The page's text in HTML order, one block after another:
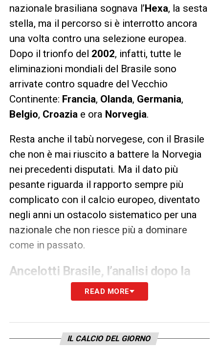
nazionale brasiliana sognava l’ Hexa, la sesta
stella, ma il percorso si è interrotto ancora
una volta contro una selezione europea.
Dopo il trionfo del 2002, infatti, tutte le
eliminazioni mondiali del Brasile sono
arrivate contro squadre del Vecchio
Continente: Francia, Olanda, Germania,
Belgio, Croaziae ora Norvegia.
Resta anche il tabù norvegese, con il Brasile
che non è mai riuscito a battere la Norvegia
nei precedenti disputati. Ma il dato più
pesante riguarda il rapporto sempre più
complicato con il calcio europeo, diventato
negli anni un ostacolo sistematico per una
nazionale che non riesce più a dominare
come in passato.
Ancelotti Brasile, l’analisi dopo la
lucidità la gara, riconoscendo i meriti della
Norvegia e sottolineando come i dettagli
READ MORE
IL CALCIO DEL GIORNO